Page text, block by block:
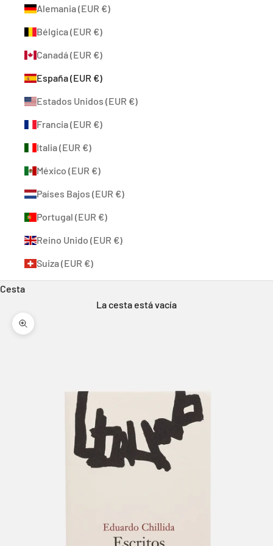
Alemania (EUR €)
Bélgica (EUR €)
Canadá (EUR €)
España (EUR €)
Estados Unidos (EUR €)
Francia (EUR €)
Italia (EUR €)
México (EUR €)
Países Bajos (EUR €)
Portugal (EUR €)
Reino Unido (EUR €)
Suiza (EUR €)
Cesta
La cesta está vacía
Zoom